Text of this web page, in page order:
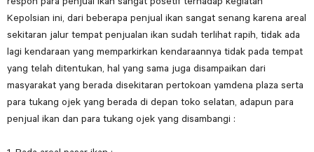
Kepolsian ini, dari beberapa penjual ikan sangat senang karena areal
sekitaran jalur tempat penjualan ikan sudah terlihat rapih, tidak ada
lagi kendaraan yang memparkirkan kendaraannya tidak pada tempat
yang telah ditentukan, hal yang sama juga disampaikan dari
masyarakat yang berada disekitaran pertokoan yamdena plaza serta
para tukang ojek yang berada di depan toko selatan, adapun para
penjual ikan dan para tukang ojek yang disambangi :